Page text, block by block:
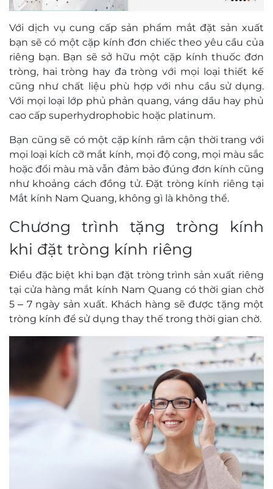
Với dịch vụ cung cấp sản phẩm mắt đặt sản xuất
bạn sẽ có một cặp kính đơn chiếc theo yêu cầu của
riêng bạn. Bạn sẽ sở hữu một cặp kính thuốc đơn
tròng, hai tròng hay đa tròng với mọi loại thiết kế
cũng như chất liệu phù hợp với nhu cầu sử dụng.
Với mọi loại lớp phủ phản quang, váng dầu hay phủ
cao cấp superhydrophobic hoặc platinum.
Bạn cũng sẽ có một cặp kính râm cận thời trang với
mọi loại kích cỡ mắt kính, mọi độ cong, mọi màu sắc
hoặc đổi màu mà vẫn đảm bảo đúng đơn kính cũng
như khoảng cách đồng tử. Đặt tròng kính riêng tại
Mắt kính Nam Quang, không gì là không thể.
Chương trình tặng tròng kính
khi đặt tròng kính riêng
Điều đặc biệt khi bạn đặt tròng trình sản xuất riêng
tại cửa hàng mắt kính Nam Quang có thời gian chờ
5 – 7 ngày sản xuất. Khách hàng sẽ được tặng một
tròng kính để sử dụng thay thế trong thời gian chờ.